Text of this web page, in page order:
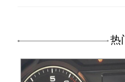
热